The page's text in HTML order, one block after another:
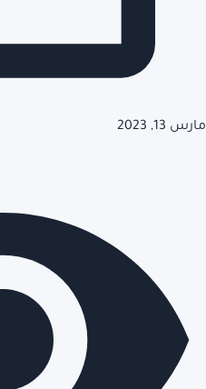
مارس 13, 2023